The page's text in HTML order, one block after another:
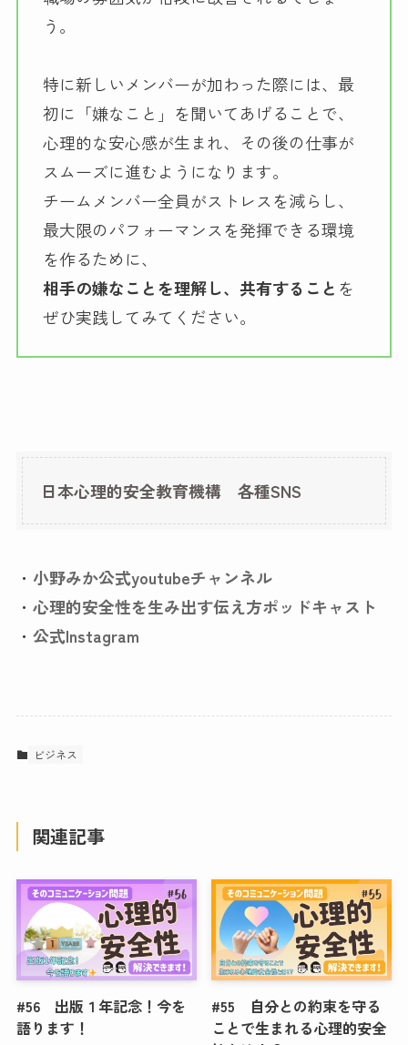
う。
特に新しいメンバーが加わった際には、最
初に「嫌なこと」を聞いてあげることで、
心理的な安心感が生まれ、その後の仕事が
スムーズに進むようになります。
チームメンバー全員がストレスを減らし、
最大限のパフォーマンスを発揮できる環境
を作るために、
相手の嫌なことを理解し、共有すること を
ぜひ実践してみてください。
日本心理的安全教育機構 各種SNS
・ 小野みか公式youtubeチャンネル
・ 心理的安全性を生み出す伝え方ポッドキャスト
・ 公式Instagram
ビジネス
関連記事
#56 出版１年記念！今を
語ります！
#55 自分との約束を守る
ことで生まれる心理的安全